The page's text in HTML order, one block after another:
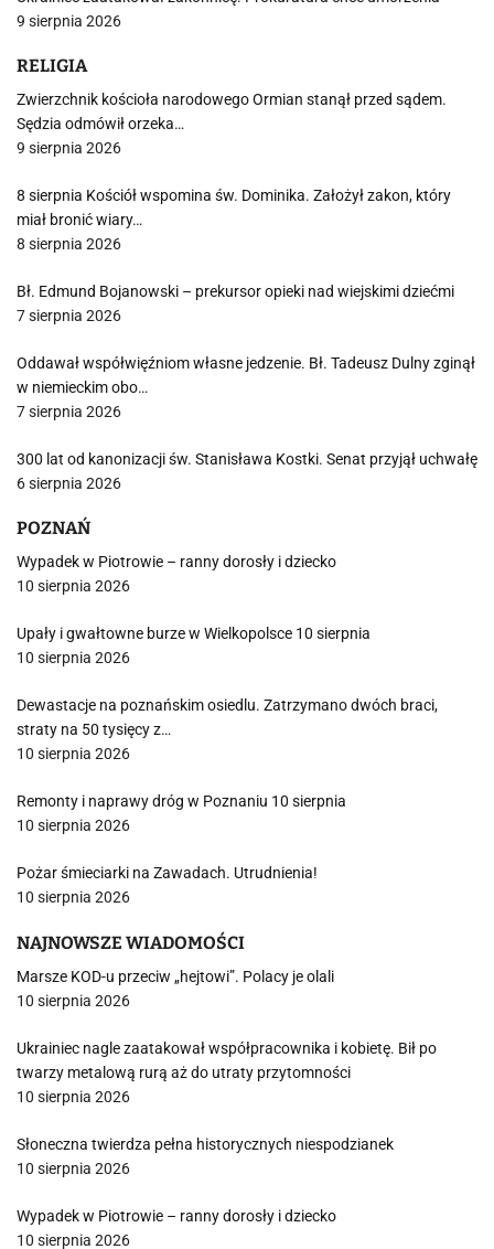
9 sierpnia 2026
RELIGIA
Zwierzchnik kościoła narodowego Ormian stanął przed sądem.
Sędzia odmówił orzeka…
9 sierpnia 2026
8 sierpnia Kościół wspomina św. Dominika. Założył zakon, który
miał bronić wiary…
8 sierpnia 2026
Bł. Edmund Bojanowski – prekursor opieki nad wiejskimi dziećmi
7 sierpnia 2026
Oddawał współwięźniom własne jedzenie. Bł. Tadeusz Dulny zginął
w niemieckim obo…
7 sierpnia 2026
300 lat od kanonizacji św. Stanisława Kostki. Senat przyjął uchwałę
6 sierpnia 2026
POZNAŃ
Wypadek w Piotrowie – ranny dorosły i dziecko
10 sierpnia 2026
Upały i gwałtowne burze w Wielkopolsce 10 sierpnia
10 sierpnia 2026
Dewastacje na poznańskim osiedlu. Zatrzymano dwóch braci,
straty na 50 tysięcy z…
10 sierpnia 2026
Remonty i naprawy dróg w Poznaniu 10 sierpnia
10 sierpnia 2026
Pożar śmieciarki na Zawadach. Utrudnienia!
10 sierpnia 2026
NAJNOWSZE WIADOMOŚCI
Marsze KOD-u przeciw „hejtowi”. Polacy je olali
10 sierpnia 2026
Ukrainiec nagle zaatakował współpracownika i kobietę. Bił po
twarzy metalową rurą aż do utraty przytomności
10 sierpnia 2026
Słoneczna twierdza pełna historycznych niespodzianek
10 sierpnia 2026
Wypadek w Piotrowie – ranny dorosły i dziecko
10 sierpnia 2026